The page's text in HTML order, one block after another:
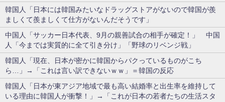
韓国人「日本には韓国みたいなドラッグストアがないので韓国が羨
ましくて羨ましくて仕方がないんだそうです」
中国人「サッカー日本代表、9月の親善試合の相手が確定！」 中国
人「今までは実質的に全て引き分け」「野球のリベンジ戦」
韓国人「現在、日本が密かに韓国からパクっているものがこち
ら…」→「これは言い訳できないｗｗ」＝韓国の反応
韓国人「日本が東アジア地域で最も高い結婚率と出生率を維持して
いる理由に韓国人が衝撃！」→「これが日本の若者たちの生活スタ